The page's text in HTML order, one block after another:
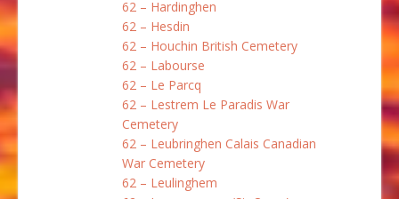
62 – Hardinghen
62 – Hesdin
62 – Houchin British Cemetery
62 – Labourse
62 – Le Parcq
62 – Lestrem Le Paradis War
Cemetery
62 – Leubringhen Calais Canadian
War Cemetery
62 – Leulinghem